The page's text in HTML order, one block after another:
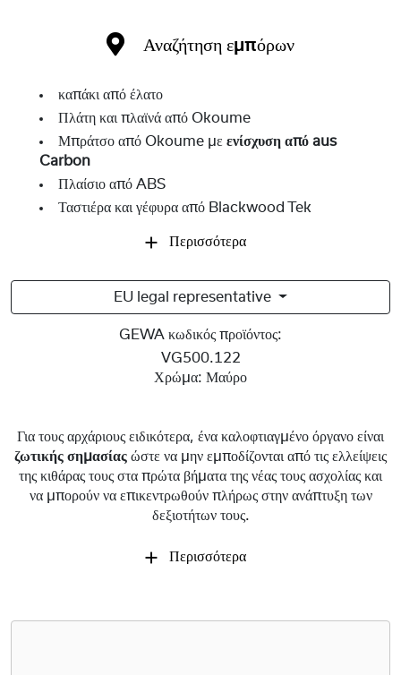
Αναζήτηση εμπόρων
καπάκι από έλατο
Πλάτη και πλαϊνά από Okoume
Μπράτσο από Okoume με ενίσχυση από aus
Carbon
Πλαίσιο από ABS
Ταστιέρα και γέφυρα από Blackwood Tek
Περισσότερα
EU legal representative
GEWA κωδικός προϊόντος:
VG500.122
Χρώμα: Μαύρο
Για τους αρχάριους ειδικότερα, ένα καλοφτιαγμένο όργανο είναι
ζωτικής σημασίας ώστε να μην εμποδίζονται από τις ελλείψεις
της κιθάρας τους στα πρώτα βήματα της νέας τους ασχολίας και
να μπορούν να επικεντρωθούν πλήρως στην ανάπτυξη των
δεξιοτήτων τους.
Περισσότερα